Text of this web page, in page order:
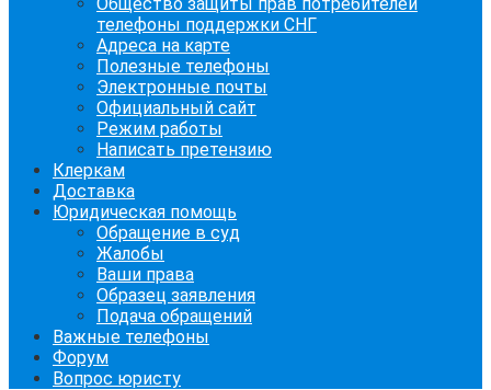
телефоны поддержки СНГ
Адреса на карте
Полезные телефоны
Электронные почты
Официальный сайт
Режим работы
Написать претензию
Клеркам
Доставка
Юридическая помощь
Обращение в суд
Жалобы
Ваши права
Образец заявления
Подача обращений
Важные телефоны
Форум
Вопрос юристу